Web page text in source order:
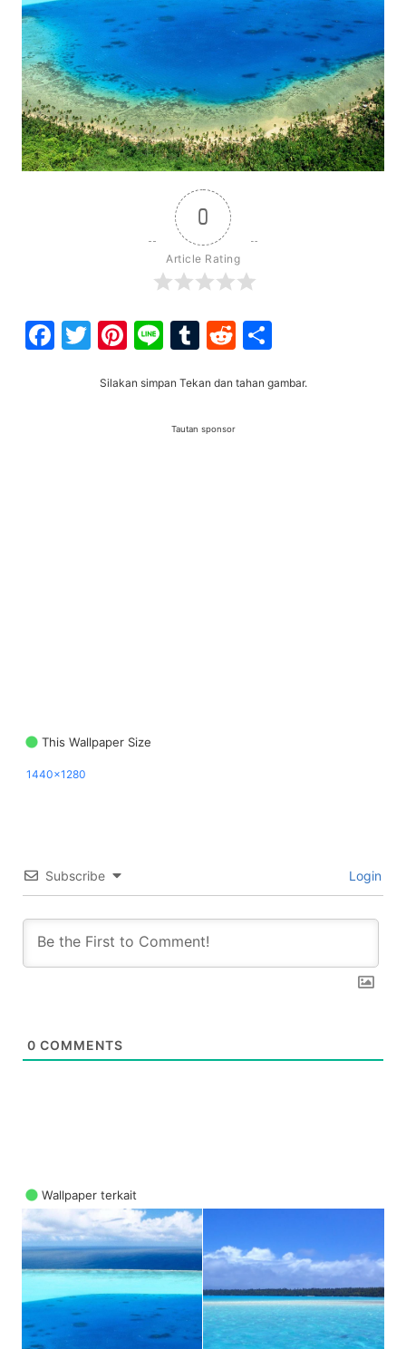
0
Article Rating
Facebook
Twitter
Pinterest
LineTumblr
Reddit
Silakan simpan Tekan dan tahan gambar.
Tautan sponsor
This Wallpaper Size
1440x1280
Subscribe Login
0 COMMENTS
Wallpaper terkait